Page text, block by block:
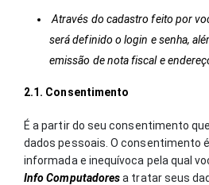
Através do cadastro feito por
será definido o login e senha,
emissão de nota fiscal e
2.1. Consentimento
É a partir do seu consentimento
dados pessoais. O consentimento
informada e inequívoca pela qual
Info Computadoresa tratar seus